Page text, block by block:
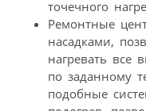
точечного
Ремонтные
насадками,
нагревать все
по заданному
подобные